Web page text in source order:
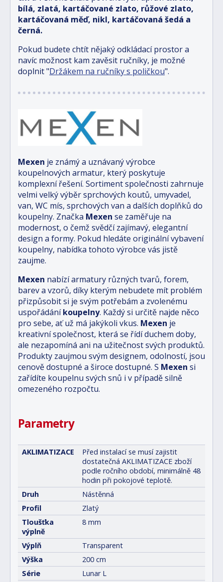
bílá, zlatá, kartáčované zlato, růžové zlato,
kartáčovaná měď, nikl, kartáčovaná šedá a
černá.
Pokud budete chtít nějaký odkládací prostor a
navíc možnost kam zavěsit ručníky, je možné
doplnit "Držákem na ručníky s poličkou".
Mexen je známý a uznávaný výrobce
koupelnových armatur, který poskytuje
komplexní řešení. Sortiment společnosti zahrnuje
velmi velký výběr sprchových koutů, umyvadel,
van, WC mís, sprchových van a dalších doplňků do
koupelny. Značka Mexen se zaměřuje na
modernost, o čemž svědčí zajímavý, elegantní
design a formy. Pokud hledáte originální vybavení
koupelny, nabídka tohoto výrobce vás jistě
zaujme.
Mexen nabízí armatury různých tvarů, forem,
barev a vzorů, díky kterým nebudete mít problém
přizpůsobit si je svým potřebám a zvolenému
uspořádání koupelny. Každý si určitě najde něco
pro sebe, ať už má jakýkoli vkus. Mexen je
kreativní společnost, která se řídí duchem doby,
ale nezapomíná ani na užitečnost svých produktů.
Produkty zaujmou svým designem, odolností, jsou
cenově dostupné a široce dostupné. S Mexen si
zařídíte koupelnu svých snů i v případě silně
omezeného rozpočtu.
Parametry
AKLIMATIZACE
Před instalací se musí zajistit
dostatečná AKLIMATIZACE zboží
podle ročního období, minimálně 48
hodin při pokojové teplotě.
Druh
Nástěnná
Profil
Zlatý
Tloušťka
výplně
8 mm
Výplň
Transparent
Výška
200 cm
Série
Lunar L